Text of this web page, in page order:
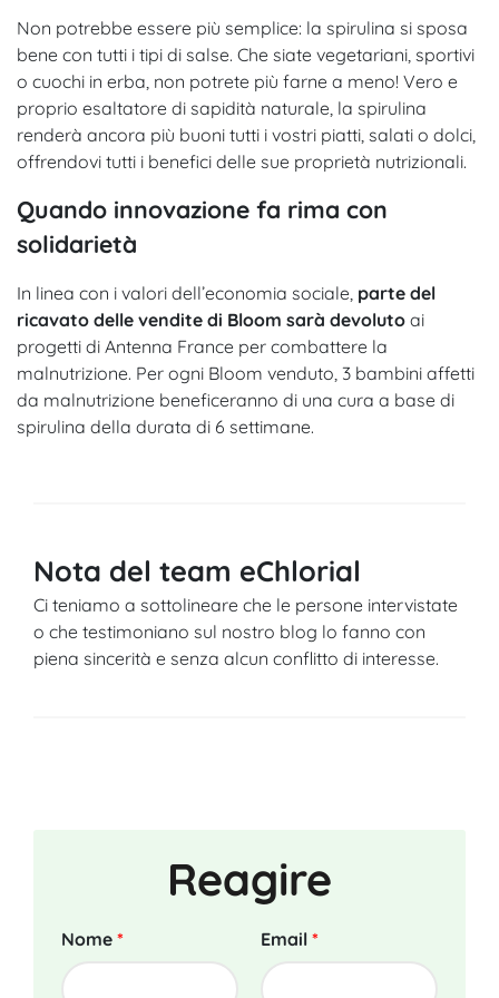
Non potrebbe essere più semplice: la spirulina si sposa
bene con tutti i tipi di salse. Che siate vegetariani, sportivi
o cuochi in erba, non potrete più farne a meno! Vero e
proprio esaltatore di sapidità naturale, la spirulina
renderà ancora più buoni tutti i vostri piatti, salati o dolci,
offrendovi tutti i benefici delle sue proprietà nutrizionali.
Quando innovazione fa rima con
solidarietà
In linea con i valori dell’economia sociale, parte del
ricavato delle vendite di Bloom sarà devoluto ai
progetti di Antenna France per combattere la
malnutrizione. Per ogni Bloom venduto, 3 bambini affetti
da malnutrizione beneficeranno di una cura a base di
spirulina della durata di 6 settimane.
Nota del team eChlorial
Ci teniamo a sottolineare che le persone intervistate
o che testimoniano sul nostro blog lo fanno con
piena sincerità e senza alcun conflitto di interesse.
Reagire
Nome * Email *